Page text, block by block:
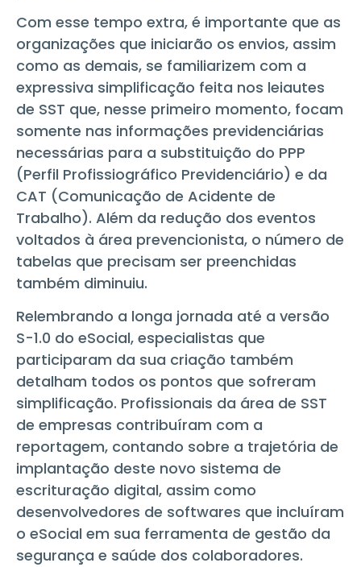
Com esse tempo extra, é importante que as
organizações que iniciarão os envios, assim
como as demais, se familiarizem com a
expressiva simplificação feita nos leiautes
de SST que, nesse primeiro momento, focam
somente nas informações previdenciárias
necessárias para a substituição do PPP
(Perfil Profissiográfico Previdenciário) e da
CAT (Comunicação de Acidente de
Trabalho). Além da redução dos eventos
voltados à área prevencionista, o número de
tabelas que precisam ser preenchidas
também diminuiu.
Relembrando a longa jornada até a versão
S-1.0 do eSocial, especialistas que
participaram da sua criação também
detalham todos os pontos que sofreram
simplificação. Profissionais da área de SST
de empresas contribuíram com a
reportagem, contando sobre a trajetória de
implantação deste novo sistema de
escrituração digital, assim como
desenvolvedores de softwares que incluíram
o eSocial em sua ferramenta de gestão da
segurança e saúde dos colaboradores.